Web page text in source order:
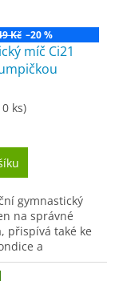
Kč –20 %
míč Ci21
ks)
gymnastický
na správné
přispívá také ke
a
posílení
a zvýšení